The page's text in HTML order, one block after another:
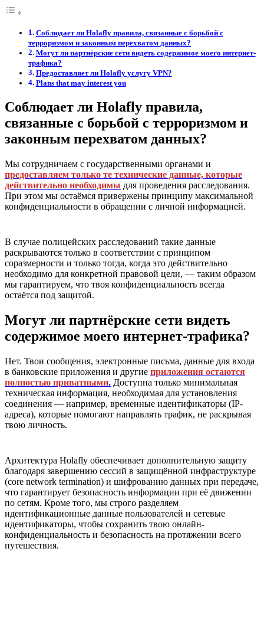
Соблюдает ли Holafly правила, связанные с борьбой с
терроризмом и законным перехватом данных?
Могут ли партнёрские сети видеть содержимое моего интернет-
трафика?
Предоставляет ли Holafly услугу VPN?
Plans that may interest you
Соблюдает ли Holafly правила,
связанные с борьбой с терроризмом и
законным перехватом данных?
Мы сотрудничаем с государственными органами и
предоставляем только те технические данные, которые
действительно необходимы для проведения расследования.
При этом мы остаёмся привержены принципу максимальной
конфиденциальности в обращении с личной информацией.
В случае полицейских расследований такие данные
раскрываются только в соответствии с принципом
соразмерности и только тогда, когда это действительно
необходимо для конкретной правовой цели, — таким образом
мы гарантируем, что твоя конфиденциальность всегда
остаётся под защитой.
Могут ли партнёрские сети видеть
содержимое моего интернет-трафика?
Нет. Твои сообщения, электронные письма, данные для входа
в банковские приложения и другие приложения остаются
полностью приватными. Доступна только минимальная
техническая информация, необходимая для установления
соединения — например, временные идентификаторы (IP-
адреса), которые помогают направлять трафик, не раскрывая
твою личность.
Архитектура Holafly обеспечивает дополнительную защиту
благодаря завершению сессий в защищённой инфраструктуре
(core network termination) и шифрованию данных при передаче,
что гарантирует безопасность информации при её движении
по сетям. Кроме того, мы строго разделяем
идентификационные данные пользователей и сетевые
идентификаторы, чтобы сохранить твою онлайн-
конфиденциальность и безопасность на протяжении всего
путешествия.